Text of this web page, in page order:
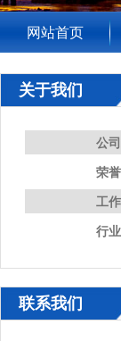
网站首页
关于我们
公
荣
工
行
联系我们